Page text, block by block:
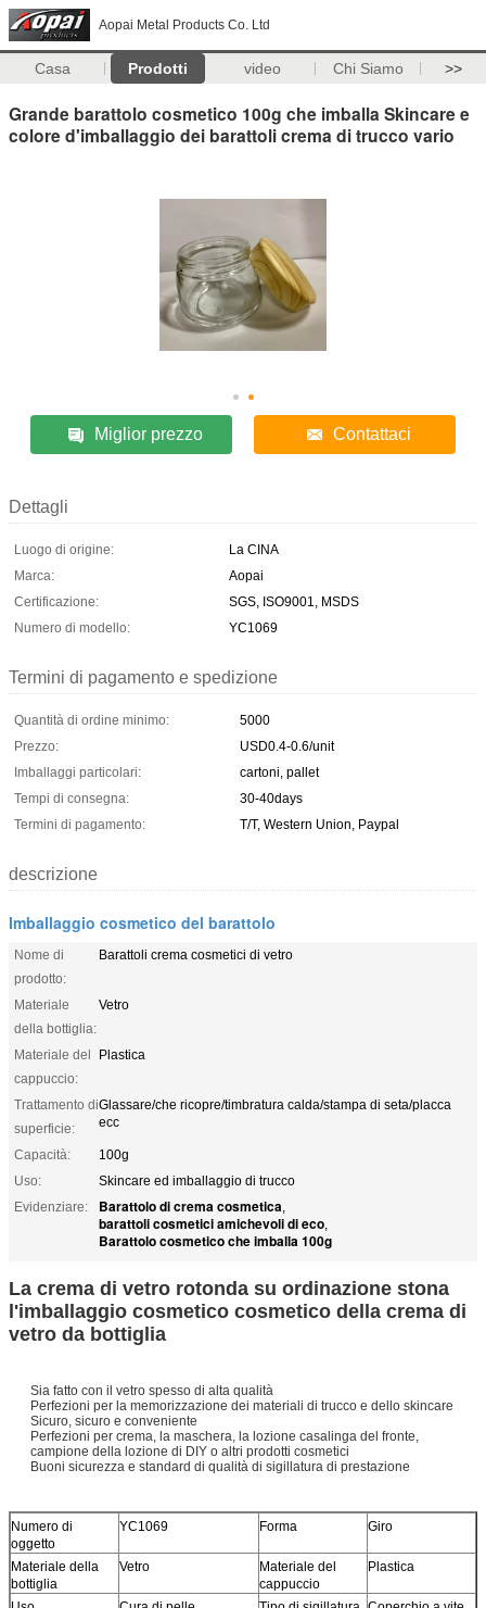
Aopai Metal Products Co. Ltd
Casa Prodotti video Chi Siamo >>
Grande barattolo cosmetico 100g che imballa Skincare e
colore d'imballaggio dei barattoli crema di trucco vario
Miglior prezzo Contattaci
Dettagli
Luogo di origine:
La CINA
Marca:
Aopai
Certificazione:
SGS, ISO9001, MSDS
Numero di modello:
YC1069
Termini di pagamento e spedizione
Quantità di ordine minimo:
5000
Prezzo:
USD0.4-0.6/unit
Imballaggi particolari:
cartoni, pallet
Tempi di consegna:
30-40days
Termini di pagamento:
T/T, Western Union, Paypal
descrizione
Imballaggio cosmetico del barattolo
Nome di
prodotto:
Barattoli crema cosmetici di vetro
Materiale
della bottiglia:
Vetro
Materiale del
cappuccio:
Plastica
Trattamento di
superficie:
Glassare/che ricopre/timbratura calda/stampa di seta/placca
ecc
Capacità:
100g
Uso:
Skincare ed imballaggio di trucco
Evidenziare:
Barattolo di crema cosmetica,
barattoli cosmetici amichevoli di eco,
Barattolo cosmetico che imballa 100g
La crema di vetro rotonda su ordinazione stona
l'imballaggio cosmetico cosmetico della crema di
vetro da bottiglia
Sia fatto con il vetro spesso di alta qualità
Perfezioni per la memorizzazione dei materiali di trucco e dello skincare
Sicuro, sicuro e conveniente
Perfezioni per crema, la maschera, la lozione casalinga del fronte,
campione della lozione di DIY o altri prodotti cosmetici
Buoni sicurezza e standard di qualità di sigillatura di prestazione
Numero di
oggetto
YC1069 Forma Giro
Materiale della
bottiglia
Vetro
Materiale del
cappuccio
Plastica